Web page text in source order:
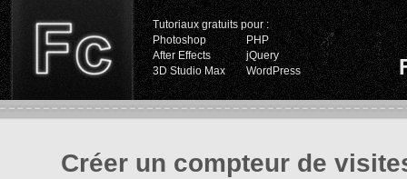
Tutoriaux gratuits pour :
Photoshop
PHP
After Effects
jQuery
3D Studio Max
WordPress
Créer un compteur de